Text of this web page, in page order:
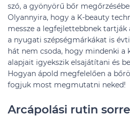
szó, a gyönyörű bőr
Olyannyira, hogy a K-beauty
messze a legfejlettebbnek tartják
a nyugati szépségmárkákat is
hát nem csoda, hogy mindenki a
alapjait igyekszik elsajátítani és
Hogyan ápold megfelelően a
fogjuk most megmutatni neked!
Arcápolási rutin